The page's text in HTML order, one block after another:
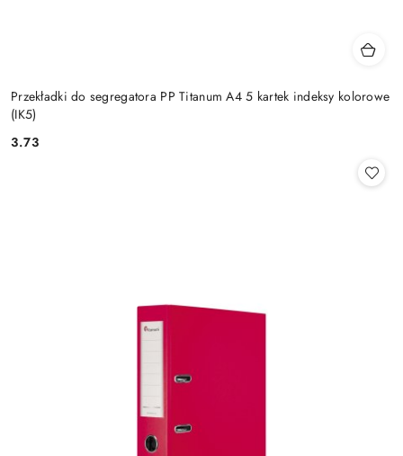
Przekładki do segregatora PP Titanum A4 5 kartek indeksy kolorowe
(IK5)
Cena:
3.73